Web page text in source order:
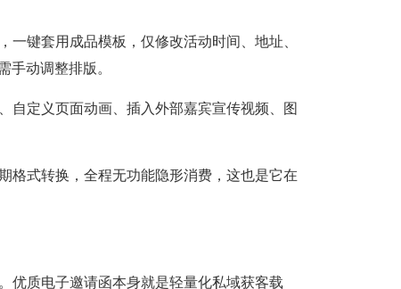
键套用成品模板，仅修改活动时间、地址、
动调整排版。
自定义页面动画、插入外部嘉宾宣传视频、图
格式转换，全程无功能隐形消费，这也是它在
优质电子邀请函本身就是轻量化私域获客载